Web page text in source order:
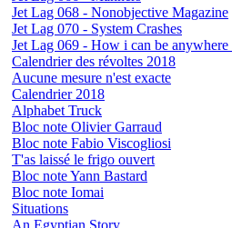
Jet Lag 068 - Nonobjective Magazine
Jet Lag 070 - System Crashes
Jet Lag 069 - How i can be anywhere
Calendrier des révoltes 2018
Aucune mesure n'est exacte
Calendrier 2018
Alphabet Truck
Bloc note Olivier Garraud
Bloc note Fabio Viscogliosi
T'as laissé le frigo ouvert
Bloc note Yann Bastard
Bloc note Iomai
Situations